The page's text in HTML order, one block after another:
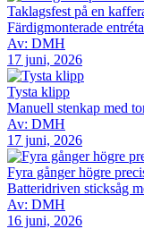
Taklagsfest på en
Färdigmonterade
Av: DMH
17 juni, 2026
Tysta klipp
Manuell stenkap med
Av: DMH
17 juni, 2026
Fyra gånger högre
Batteridriven sticksåg
Av: DMH
16 juni, 2026